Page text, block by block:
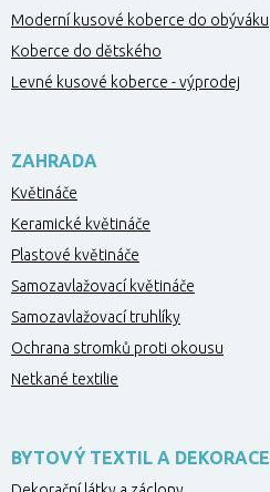
Moderní kusové koberce do obýváku
Koberce do dětského
Levné kusové koberce - výprodej
ZAHRADA
Květináče
Keramické květináče
Plastové květináče
Samozavlažovací květináče
Samozavlažovací truhlíky
Ochrana stromků proti okousu
Netkané textilie
BYTOVÝ TEXTIL A DEKORACE